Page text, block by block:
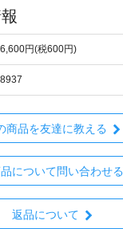
6,600円(税600円)
8937
商品を友達に教える
について問い合わせる
返品について